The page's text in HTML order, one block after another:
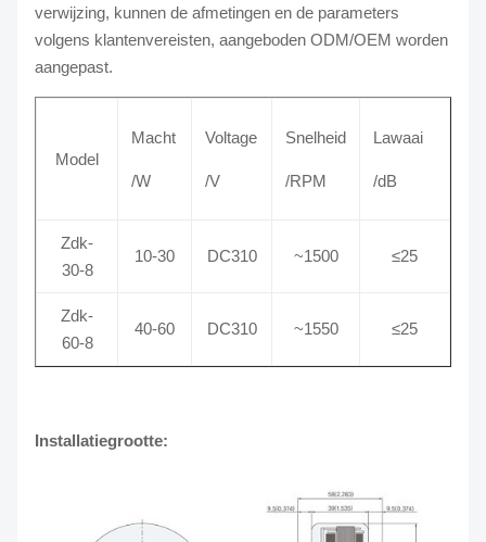
verwijzing, kunnen de afmetingen en de parameters
volgens klantenvereisten, aangeboden ODM/OEM worden
aangepast.
Model
Macht
/W
Voltage
/V
Snelheid
/RPM
Lawaai
/dB
Zdk-
30-8
10-30 DC310 ~1500 ≤25
Zdk-
60-8
40-60 DC310 ~1550 ≤25
Installatiegrootte: